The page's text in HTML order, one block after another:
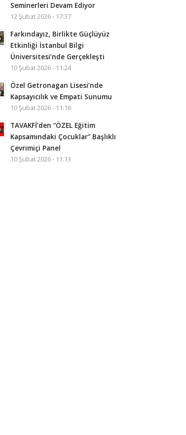
Seminerleri Devam Ediyor
12 Şubat 2026 - 17:37
Farkındayız, Birlikte Güçlüyüz
Etkinliği İstanbul Bilgi
Üniversitesi’nde Gerçekleşti
10 Şubat 2026 - 11:24
Özel Getronagan Lisesi’nde
Kapsayıcılık ve Empati Sunumu
10 Şubat 2026 - 11:16
TAVAKFİ’den “ÖZEL Eğitim
Kapsamındaki Çocuklar” Başlıklı
Çevrimiçi Panel
10 Şubat 2026 - 11:13